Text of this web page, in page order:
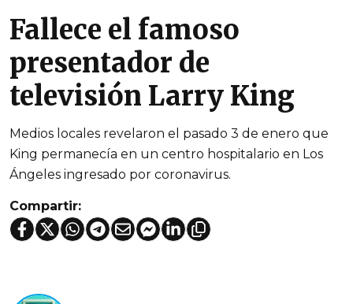
Fallece el famoso
presentador de
televisión Larry King
Medios locales revelaron el pasado 3 de enero que
King permanecía en un centro hospitalario en Los
Ángeles ingresado por coronavirus.
Compartir: